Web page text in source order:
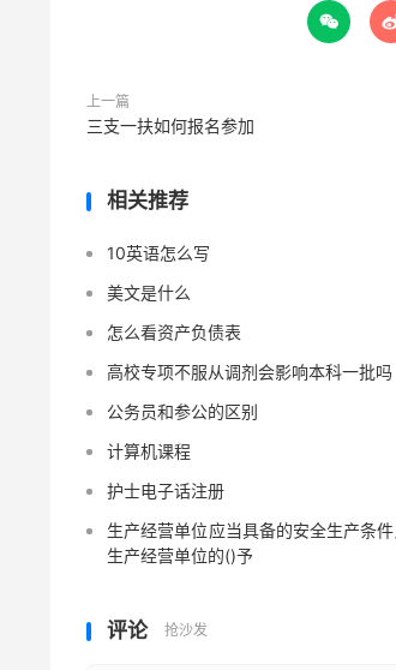

上一篇
三支一扶如何报名参加
相关推荐
10英语怎么写
美文是什么
怎么看资产负债表
高校专项不服从调剂会影响本科一批吗
公务员和参公的区别
计算机课程
护士电子话注册
生产经营单位应当具备的安全生产条
生产经营单位的()予
评论 抢沙发